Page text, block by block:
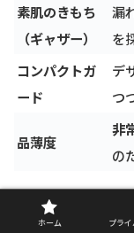
素肌のきもち
（ギャザー）
漏
を
コンパクトガ
ード
デ
つ
品薄度
非
の
もしあなたが
ホーム プラ